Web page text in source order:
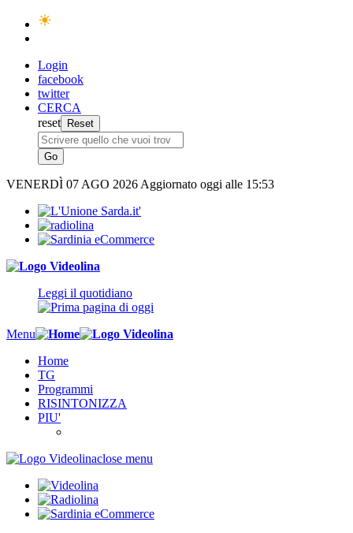
Login
facebook
twitter
CERCA
reset
VENERDÌ 07 AGO 2026 Aggiornato oggi alle 15:53
Leggi il quotidiano
Menu
Home
TG
Programmi
RISINTONIZZA
PIU'
close menu